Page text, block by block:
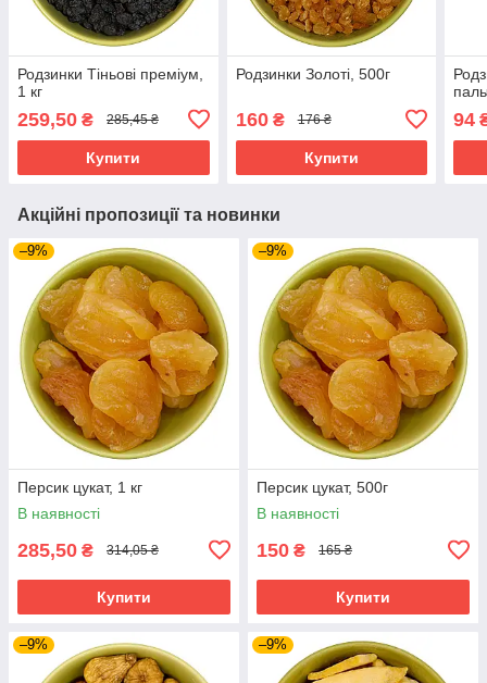
Родзинки Тіньові преміум,
1 кг
259,50 ₴ 285,45 ₴
Купити
Родзинки Золоті, 500г
160₴ 176 ₴
Купити
94
Акційні пропозиції та новинки
–9%
Персик цукат, 1 кг
В наявності
285,50 ₴ 314,05 ₴
Купити
–9%
Персик цукат, 500г
В наявності
150 ₴ 165 ₴
Купити
–9% –9%